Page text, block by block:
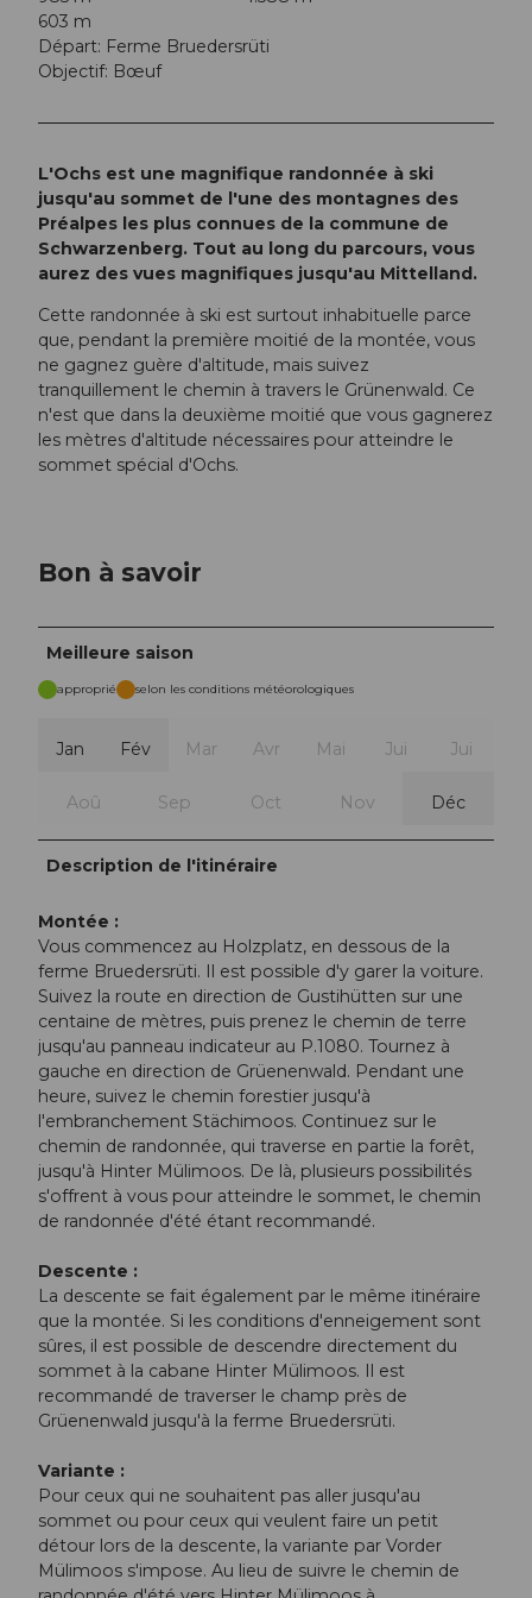
603 m
Départ: Ferme Bruedersrüti
Objectif: Bœuf
L'Ochs est une magnifique randonnée à ski
jusqu'au sommet de l'une des montagnes des
Préalpes les plus connues de la commune de
Schwarzenberg. Tout au long du parcours, vous
aurez des vues magnifiques jusqu'au Mittelland.
Cette randonnée à ski est surtout inhabituelle parce
que, pendant la première moitié de la montée, vous
ne gagnez guère d'altitude, mais suivez
tranquillement le chemin à travers le Grünenwald. Ce
n'est que dans la deuxième moitié que vous gagnerez
les mètres d'altitude nécessaires pour atteindre le
sommet spécial d'Ochs.
Bon à savoir
Meilleure saison
approprié selon les conditions météorologiques
Jan Fév Mar Avr Mai Jui Jui
Aoû Sep Oct Nov Déc
Description de l'itinéraire
Montée :
Vous commencez au Holzplatz, en dessous de la
ferme Bruedersrüti. Il est possible d'y garer la voiture.
Suivez la route en direction de Gustihütten sur une
centaine de mètres, puis prenez le chemin de terre
jusqu'au panneau indicateur au P.1080. Tournez à
gauche en direction de Grüenenwald. Pendant une
heure, suivez le chemin forestier jusqu'à
l'embranchement Stächimoos. Continuez sur le
chemin de randonnée, qui traverse en partie la forêt,
jusqu'à Hinter Mülimoos. De là, plusieurs possibilités
s'offrent à vous pour atteindre le sommet, le chemin
de randonnée d'été étant recommandé.
Descente :
La descente se fait également par le même itinéraire
que la montée. Si les conditions d'enneigement sont
sûres, il est possible de descendre directement du
sommet à la cabane Hinter Mülimoos. Il est
recommandé de traverser le champ près de
Grüenenwald jusqu'à la ferme Bruedersrüti.
Variante :
Pour ceux qui ne souhaitent pas aller jusqu'au
sommet ou pour ceux qui veulent faire un petit
détour lors de la descente, la variante par Vorder
Mülimoos s'impose. Au lieu de suivre le chemin de